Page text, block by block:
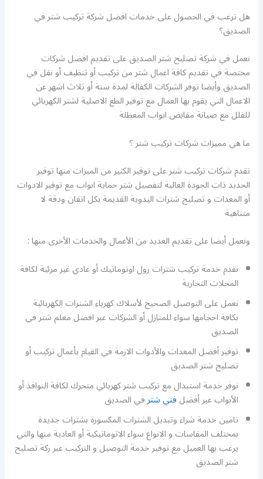
هل ترغب في الحصول على خدمات افضل شركة تركيب شتر في
الصديق؟
نعمل في شركة تصليح شتر الصديق على تقديم افضل شركات
مختصة في تقديم كافة اعمال شتر من تركيب أو تنظيف أو نقل في
الصديق وأيضا توفر الشركات الكفالة لمدة سنة أو ثلاث اشهر عن
الاعمال التي يقوم بها العمال مع توفير الطع الاصلية لشتر الكهربائي
للفلل مع صيانة مقابض ابواب المعطلة
ما هي مميزات شركات تركيب شتر ؟
تقدم شركات تركيب شتر على توفير الكثير من الميزات منها توفير
الحديد ذات الجودة العالية لتفصيل شتر حماية ابواب مع توفير الادوات
أو المعدات و تصليح شترات اليدوية القديمة بكل اتقان ودقة لا
متناهية
ونعمل أيضا على تقديم العديد من الأعمال والخدمات الأخرى منها :
نقدم خدمة تركيب شترات رول اوتوماتيك أو عادي غير مرئية لكافة
المحلات التجارية
نعمل على التوصيل الصحيح لأسلاك كهرباء الشترات الكهربائية
بكافة احجامها سواء للمنازل أو الشركات عبر افضل معلم شتر في
الصديق
توفير أفضل المعدات والأدوات الازمة في القيام بأعمال تركيب أو
تصليح شتر الصديق
نوفر خدمة استبدال مع تركيب شتر كهربائي متحرك لكافة النوافذ أو
الأبواب عبر أفضلفني شترفي الصديق
تامين خدمة شراء وتبديل الشترات المكسورة بشترات جديدة
بمختلف المقاسات و الانواع سواء الاتوماتيكية أو العادية منها والتي
يرغب بها العميل مع توفير خدمة التوصيل و التركيب عبر ركة تصليح
شتر الصديق